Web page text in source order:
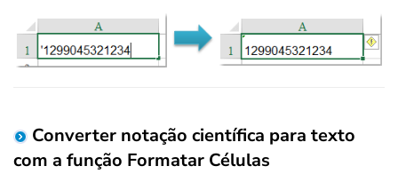
Converter notação científica para texto
com a função Formatar Células